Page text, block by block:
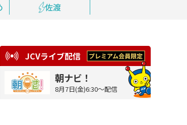
佐渡
道情報
JCVライブ配信
朝ナビ！
8月7日(金)6:30～配信